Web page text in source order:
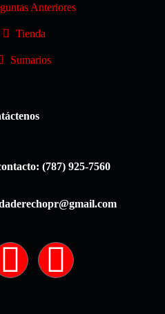
Anteriores
Tienda
Sumarios
(787) 925-7560